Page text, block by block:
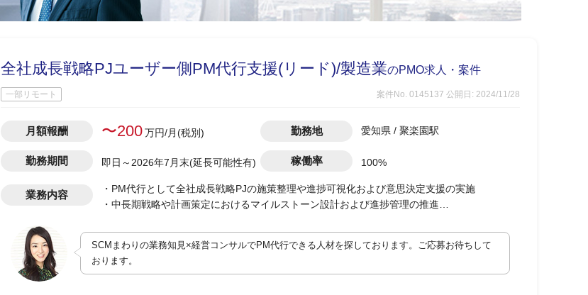
全社成長戦略PJユーザー側PM代行支援(リード)/製造業のPMO求人・案件
一部リモート 案件No. 0145137 公開日: 2024/11/28
月額報酬 〜200万円/月(税別) 勤務地 愛知県 / 聚楽園駅
勤務期間 即日～2026年7月末(延長可能性有) 稼働率 100%
業務内容
・PM代行として全社成長戦略PJの施策整理や進捗可視化および意思決定支援の実施
・中長期戦略や計画策定におけるマイルストーン設計および進捗管理の推進
・経営層向け報告資料作成および課題整理の実行
SCMまわりの業務知見×経営コンサルでPM代行できる人材を探しております。ご応募お待ちして
おります。